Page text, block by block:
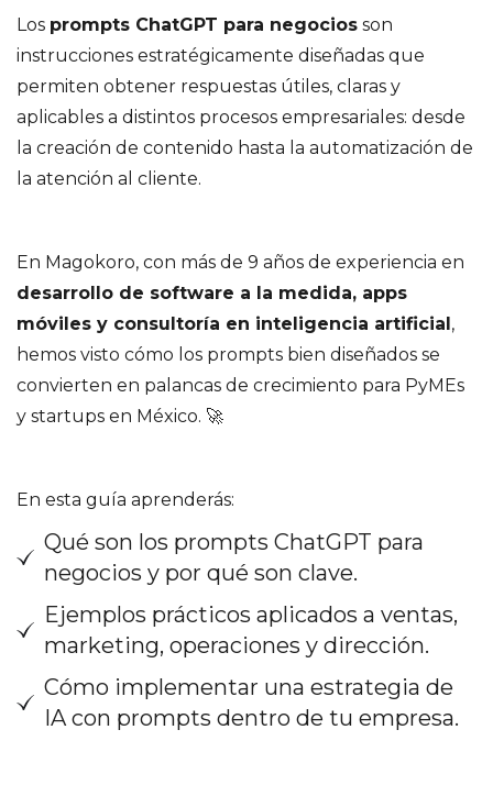
Los prompts ChatGPT para negocios son
instrucciones estratégicamente diseñadas que
permiten obtener respuestas útiles, claras y
aplicables a distintos procesos empresariales: desde
la creación de contenido hasta la automatización de
la atención al cliente.
En Magokoro, con más de 9 años de experiencia en
desarrollo de software a la medida, apps
móviles y consultoría en inteligencia artificial ,
hemos visto cómo los prompts bien diseñados se
convierten en palancas de crecimiento para PyMEs
y startups en México. 🚀
En esta guía aprenderás:
Qué son los prompts ChatGPT para
negocios y por qué son clave.
Ejemplos prácticos aplicados a ventas,
marketing, operaciones y dirección.
Cómo implementar una estrategia de
IA con prompts dentro de tu empresa.